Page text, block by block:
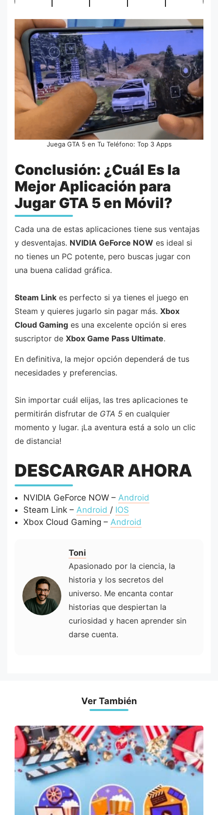
Juega GTA 5 en Tu Teléfono: Top 3 Apps
Conclusión: ¿Cuál Es la
Mejor Aplicación para
Jugar GTA 5 en Móvil?
Cada una de estas aplicaciones tiene sus ventajas
y desventajas. NVIDIA GeForce NOW es ideal si
no tienes un PC potente, pero buscas jugar con
una buena calidad gráfica.
Steam Link es perfecto si ya tienes el juego en
Steam y quieres jugarlo sin pagar más. Xbox
Cloud Gaming es una excelente opción si eres
suscriptor de Xbox Game Pass Ultimate.
En definitiva, la mejor opción dependerá de tus
necesidades y preferencias.
Sin importar cuál elijas, las tres aplicaciones te
permitirán disfrutar de GTA 5 en cualquier
momento y lugar. ¡La aventura está a solo un clic
de distancia!
DESCARGAR AHORA
NVIDIA GeForce NOW – Android
Steam Link – Android / IOS
Xbox Cloud Gaming – Android
Toni
Apasionado por la ciencia, la
historia y los secretos del
universo. Me encanta contar
historias que despiertan la
curiosidad y hacen aprender sin
darse cuenta.
Ver También